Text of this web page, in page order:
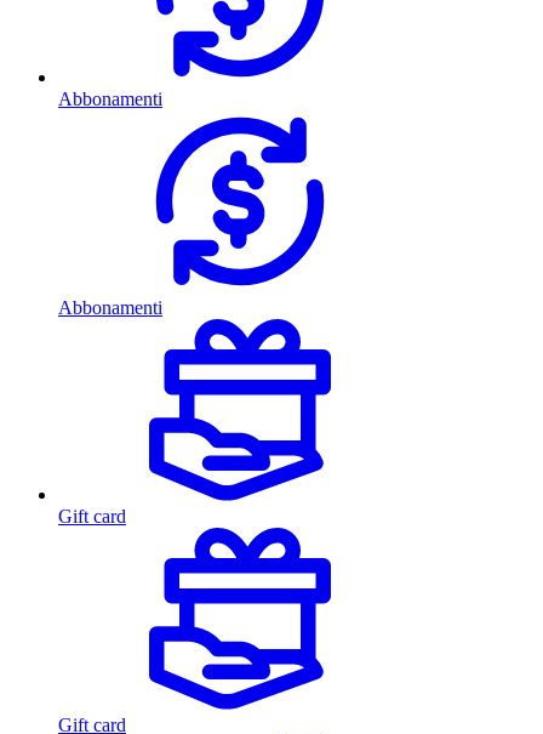
Abbonamenti
Abbonamenti
Gift card
Gift card